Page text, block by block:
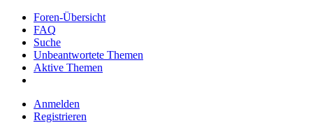
Foren-Übersicht
FAQ
Suche
Unbeantwortete Themen
Aktive Themen
Anmelden
Registrieren